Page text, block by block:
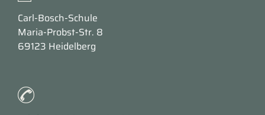
Carl-Bosch-Schule
Maria-Probst-Str. 8
69123 Heidelberg